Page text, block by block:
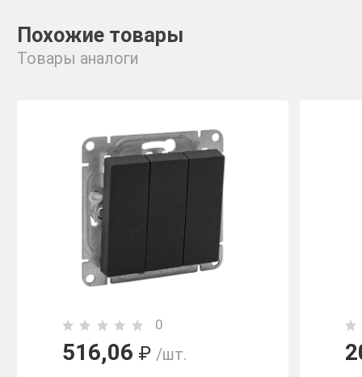
Похожие товары
Товары аналоги
0
516,06 ₽ /шт.